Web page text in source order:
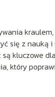
się z nauką
kluczowe
który